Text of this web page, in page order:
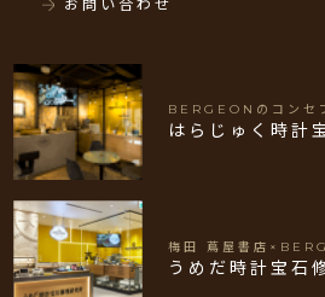
お問い合わせ
BERGEONのコンセ
はらじゅく時計
梅田 蔦屋書店
うめだ時計宝石